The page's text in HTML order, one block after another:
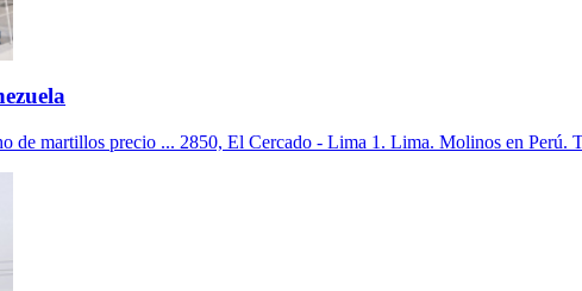
de martillos precio ... 2850, El Cercado - Lima 1. Lima. Molinos en Perú.